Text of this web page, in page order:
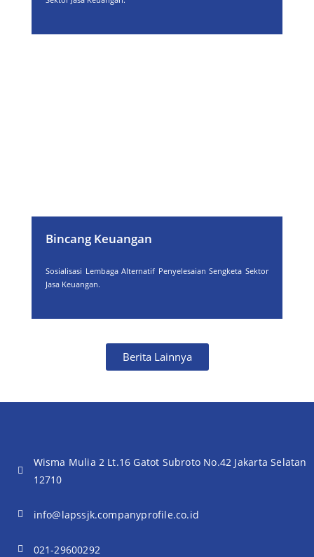
Bincang Keuangan
Sosialisasi Lembaga Alternatif Penyelesaian Sengketa Sektor
Jasa Keuangan.
Berita Lainnya
Wisma Mulia 2 Lt.16 Gatot Subroto No.42 Jakarta Selatan
12710
info@lapssjk.companyprofile.co.id
021-29600292